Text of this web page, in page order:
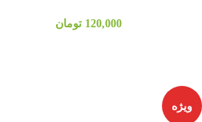
120,000 تومان
ویژه